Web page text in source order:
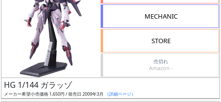
グ
レ
MECHANIC
STORE
売切れ
Amazon -
HG 1/144 ガラッゾ
メーカー希望小売価格 1,650円 / 発売日 2009年3月 （詳細ページ）